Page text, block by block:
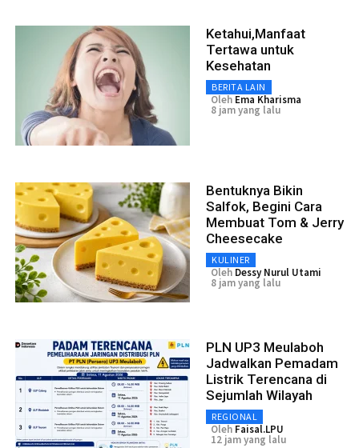
Ketahui,Manfaat
Tertawa untuk
Kesehatan
BERITA LAIN
Oleh Ema Kharisma
8 jam yang lalu
Bentuknya Bikin
Salfok, Begini Cara
Membuat Tom & Jerry
Cheesecake
KULINER
Oleh Dessy Nurul Utami
8 jam yang lalu
PLN UP3 Meulaboh
Jadwalkan Pemadam
Listrik Terencana di
Sejumlah Wilayah
REGIONAL
Oleh Faisal.LPU
12 jam yang lalu